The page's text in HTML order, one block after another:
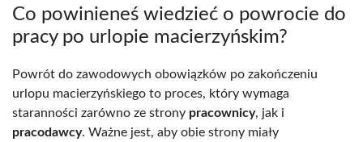
Co powinieneś wiedzieć o powrocie do
pracy po urlopie macierzyńskim?
Powrót do zawodowych obowiązków po zakończeniu
urlopu macierzyńskiego to proces, który wymaga
staranności zarówno ze strony pracownicy, jak i
pracodawcy. Ważne jest, aby obie strony miały